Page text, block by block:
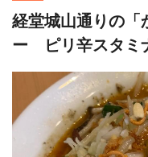
経堂城山通りの「
ー ピリ辛スタミ